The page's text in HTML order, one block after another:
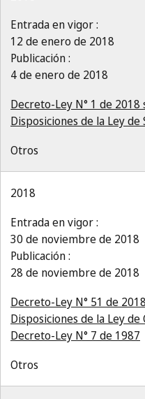
Entrada en vigor :
12 de enero de 2018
Publicación :
4 de enero de 2018
Decreto-Ley N° 1 de
Disposiciones de la Ley de
Otros
2018
Entrada en vigor :
30 de noviembre de 2018
Publicación :
28 de noviembre de 2018
Decreto-Ley N° 51 de
Disposiciones de la Ley
Decreto-Ley N° 7 de 1987
Otros